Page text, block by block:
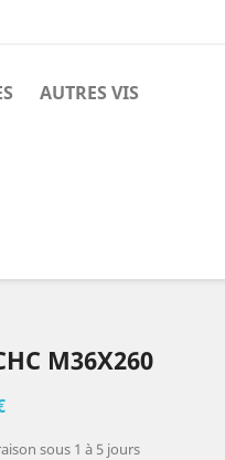
AUTRES VIS
M36X260
sous 1 à 5 jours